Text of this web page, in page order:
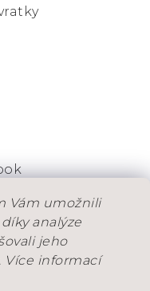
Vám umožnili
analýze
jeho
Více informací